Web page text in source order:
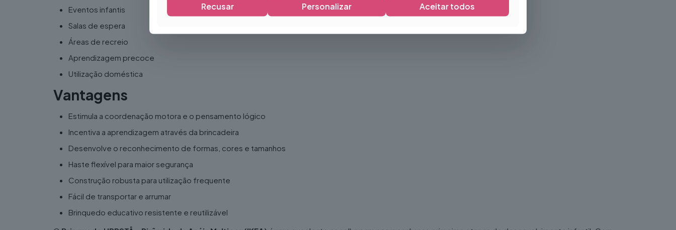
Eventos infantis
Salas de espera
Áreas de recreio
Aprendizagem precoce
Utilização doméstica
Vantagens
Estimula a coordenação motora e o pensamento lógico
Incentiva a aprendizagem através da brincadeira
Desenvolve o reconhecimento de formas, cores e tamanhos
Haste flexível para maior segurança
Construção robusta para utilização frequente
Fácil de transportar e arrumar
Brinquedo educativo resistente e reutilizável
Recusar Personalizar Aceitar todos